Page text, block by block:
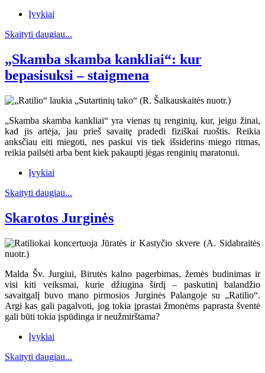
Įvykiai
Skaityti daugiau...
„Skamba skamba kankliai“: kur
bepasisuksi – staigmena
„Skamba skamba kankliai“ yra vienas tų renginių, kur, jeigu žinai,
kad jis artėja, jau prieš savaitę pradedi fiziškai ruoštis. Reikia
anksčiau eiti miegoti, nes paskui vis tiek išsiderins miego ritmas,
reikia pailsėti arba bent kiek pakaupti jėgas renginių maratonui.
Įvykiai
Skaityti daugiau...
Skarotos Jurginės
Malda Šv. Jurgiui, Birutės kalno pagerbimas, žemės budinimas ir
visi kiti veiksmai, kurie džiugina širdį – paskutinį balandžio
savaitgalį buvo mano pirmosios Jurginės Palangoje su „Ratilio“.
Argi kas gali pagalvoti, jog tokia įprastai žmonėms paprasta šventė
gali būti tokia įspūdinga ir neužmirštama?
Įvykiai
Skaityti daugiau...